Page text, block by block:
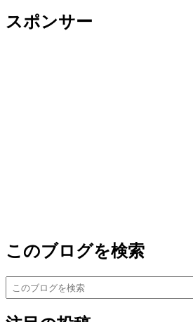
スポンサー
このブログを検索